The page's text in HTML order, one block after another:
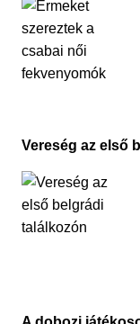
Vereség az első